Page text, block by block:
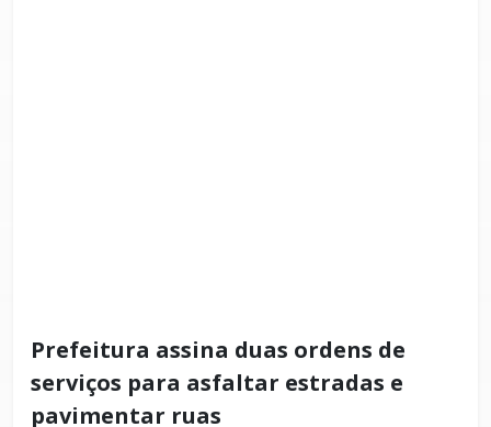
Prefeitura assina duas ordens de
serviços para asfaltar estradas e
pavimentar ruas